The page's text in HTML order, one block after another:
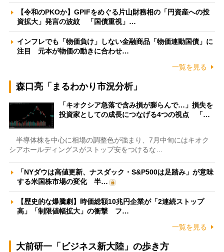
【令和のPKOか】GPIFをめぐる片山財務相の「円資産への投
資拡大」発言の波紋 「国債重視」…
インフレでも「物価負け」しない金融商品「物価連動国債」に
注目 元本が物価の動きに合わせ…
一覧を見る
森口亮「まるわかり市況分析」
「キオクシア急落で含み損が膨らんで…」損失を
投資家としての成長につなげる4つの視点 「…
半導体株を中心に相場の調整色が強まり、7月中旬にはキオク
シアホールディングスがストップ安をつけるな…
「NYダウは高値更新、ナスダック・S&P500は足踏み」が意味
する米国株市場の変化 半…
【歴史的な爆騰劇】時価総額10兆円企業が「2連続ストップ
高」「制限値幅拡大」の衝撃 フ…
一覧を見る
大前研一「ビジネス新大陸」の歩き方